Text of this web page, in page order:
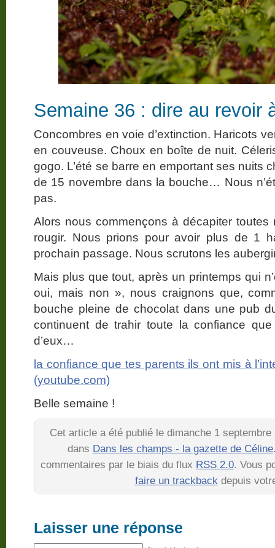
Semaine 36 : dire au revoir
Concombres en voie d’extinction. Haricots
en couveuse. Choux en boîte de nuit.
gogo. L’été se barre en emportant ses nuits
de 15 novembre dans la bouche… Nous
pas.
Alors nous commençons à décapiter
rougir. Nous prions pour avoir plus de 1
prochain passage. Nous scrutons les
Mais plus que tout, après un printemps qui
oui, mais non », nous craignons que,
bouche pleine de chocolat dans une pub
continuent de trahir toute la confiance
d’eux…
la confiance que tes parents ils ont mis à
(youtube.com)
Belle semaine !
Cet article a été publié le dimanche 1
dans Dans les champs - la gazette de Céline
commentaires par le biais du flux RSS 2.0. Vous
faire un trackbackdepuis
Laisser une réponse